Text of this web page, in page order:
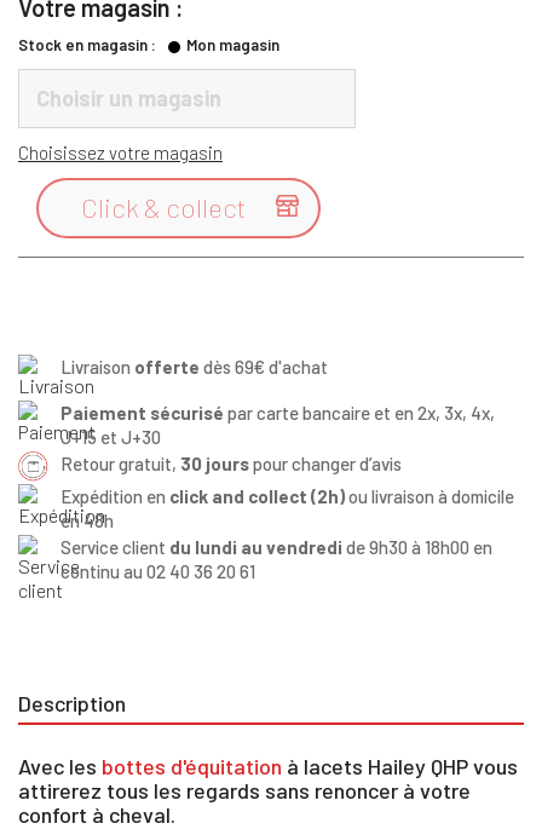
Votre magasin :
Stock en magasin : Mon magasin
Choisir un magasin
Choisissez votre magasin

Click & collect
Livraison offerte dès 69€ d'achat
Paiement sécurisé par carte bancaire et en 2x, 3x, 4x,
J+15 et J+30
Retour gratuit, 30 jourspour changer d’avis
Expédition en click and collect (2h)ou livraison à domicile
en 48h
Service client du lundi au vendredi de 9h30 à 18h00 en
continu au 02 40 36 20 61
Description
Avec les bottes d'équitation à lacets Hailey QHP vous
attirerez tous les regards sans renoncer à votre
confort à cheval.